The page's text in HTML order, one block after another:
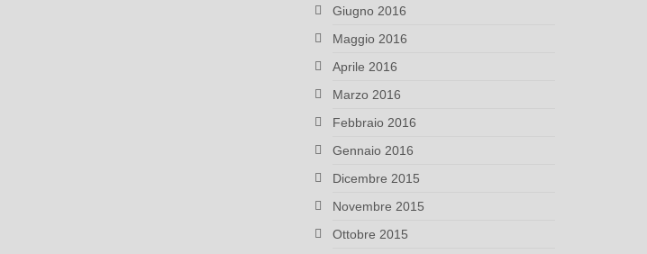
Giugno 2016
Maggio 2016
Aprile 2016
Marzo 2016
Febbraio 2016
Gennaio 2016
Dicembre 2015
Novembre 2015
Ottobre 2015